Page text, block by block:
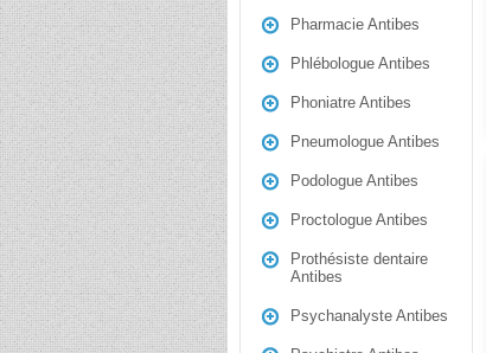
Pharmacie Antibes
Phlébologue Antibes
Phoniatre Antibes
Pneumologue Antibes
Podologue Antibes
Proctologue Antibes
Prothésiste dentaire
Antibes
Psychanalyste Antibes